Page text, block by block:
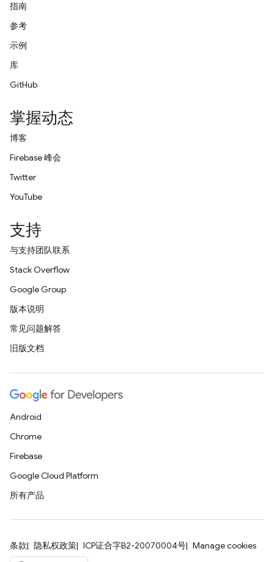
指南
参考
示例
库
GitHub
掌握动态
博客
Firebase 峰会
Twitter
YouTube
支持
与支持团队联系
Stack Overflow
Google Group
版本说明
常见问题解答
旧版文档
Android
Chrome
Firebase
Google Cloud Platform
所有产品
条款 隐私权政策 ICP证合字B2-20070004号 Manage cookies